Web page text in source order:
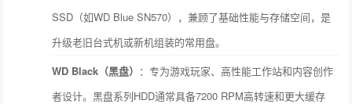
SSD（如WD Blue SN570），兼顾了基础性能与存储空间，是
升级老旧台式机或新机组装的常用盘。
WD Black（黑盘） ：专为游戏玩家、高性能工作站和内容创作
者设计。黑盘系列HDD通常具备7200 RPM高转速和更大缓存